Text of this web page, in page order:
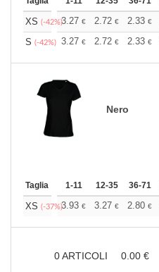
XS (-42%)3.27 € 2.72 € 2.33 €
S (-42%) 3.27 € 2.72 € 2.33 €
Nero
Taglia 1-11 12-35 36-71
XS (-37%)3.93 € 3.27 € 2.80 €
0ARTICOLI 0.00 €